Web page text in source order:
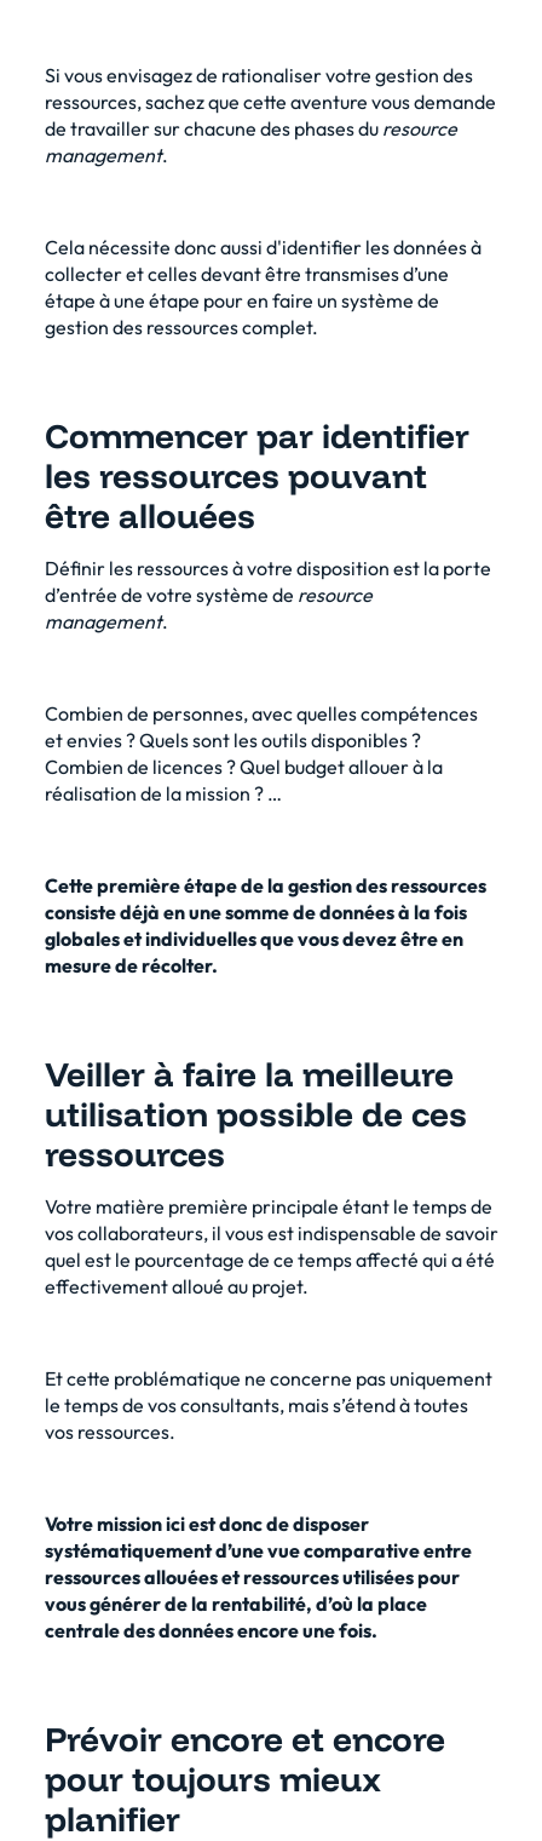
Si vous envisagez de rationaliser votre gestion des
ressources, sachez que cette aventure vous demande
de travailler sur chacune des phases du resource
management.
Cela nécessite donc aussi d'identifier les données à
collecter et celles devant être transmises d’une
étape à une étape pour en faire un système de
gestion des ressources complet.
Commencer par identifier
les ressources pouvant
être allouées
Définir les ressources à votre disposition est la porte
d’entrée de votre système de resource
management.
Combien de personnes, avec quelles compétences
et envies ? Quels sont les outils disponibles ?
Combien de licences ? Quel budget allouer à la
réalisation de la mission ? …
Cette première étape de la gestion des ressources
consiste déjà en une somme de données à la fois
globales et individuelles que vous devez être en
mesure de récolter.
Veiller à faire la meilleure
utilisation possible de ces
ressources
Votre matière première principale étant le temps de
vos collaborateurs, il vous est indispensable de savoir
quel est le pourcentage de ce temps affecté qui a été
effectivement alloué au projet.
Et cette problématique ne concerne pas uniquement
le temps de vos consultants, mais s’étend à toutes
vos ressources.
Votre mission ici est donc de disposer
systématiquement d’une vue comparative entre
ressources allouées et ressources utilisées pour
vous générer de la rentabilité, d’où la place
centrale des données encore une fois.
Prévoir encore et encore
pour toujours mieux
planifier